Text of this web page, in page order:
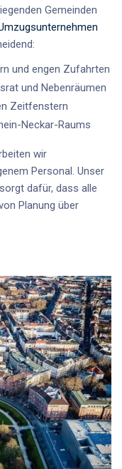
Gemeinden
und engen Zufahrten
und Nebenräumen
Zeitfenstern
Neckar-Raums
wir
Personal. Unser
dafür, dass alle
Planung über